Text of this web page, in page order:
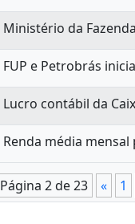
Ministério da
FUP e Petrobrás
Lucro contábil da
Renda média mensal
Página 2 de 23 « 1